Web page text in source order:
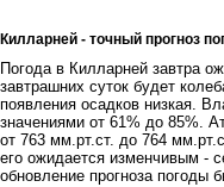
Килларней - точный прогноз
Погода в Килларней завтра
завтрашних суток будет
появления осадков низкая.
значениями от 61% до 85%.
от 763 мм.рт.ст. до 764
его ожидается изменчивым -
обновление прогноза погоды